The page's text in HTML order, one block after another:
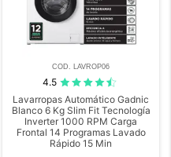
COD. LAVROP06
4.5
Lavarropas Automático Gadnic
Blanco 6 Kg Slim Fit Tecnología
Inverter 1000 RPM Carga
Frontal 14 Programas Lavado
Rápido 15 Min